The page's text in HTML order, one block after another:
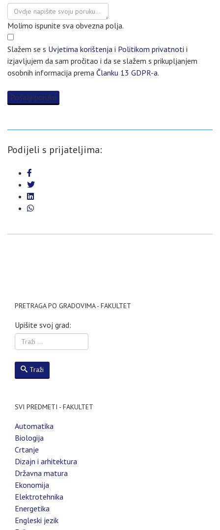
Molimo ispunite sva obvezna polja.
Slažem se s Uvjetima korištenja i Politikom privatnoti i
izjavljujem da sam pročitao i da se slažem s prikupljanjem
osobnih informacija prema Članku 13 GDPR-a.
Pošalji poruku
Podijeli s prijateljima:
PRETRAGA PO GRADOVIMA - FAKULTET
Upišite svoj grad:
Traži
SVI PREDMETI - FAKULTET
Automatika
Biologija
Crtanje
Dizajn i arhitektura
Državna matura
Ekonomija
Elektrotehnika
Energetika
Engleski jezik